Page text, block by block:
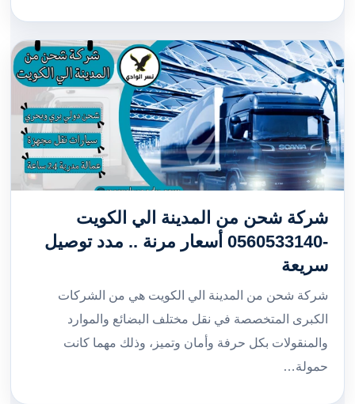
شركة شحن من المدينة الي الكويت
-0560533140 أسعار مرنة .. مدد توصيل
سريعة
شركة شحن من المدينة الي الكويت هي من الشركات
الكبرى المتخصصة في نقل مختلف البضائع والموارد
والمنقولات بكل حرفة وأمان وتميز، وذلك مهما كانت
حمولة…